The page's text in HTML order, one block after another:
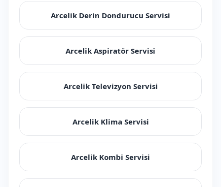
Arcelik Derin Dondurucu Servisi
Arcelik Aspiratör Servisi
Arcelik Televizyon Servisi
Arcelik Klima Servisi
Arcelik Kombi Servisi